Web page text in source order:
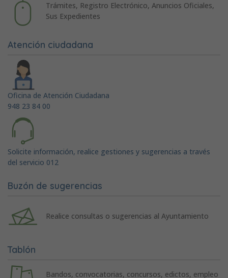
Trámites, Registro Electrónico, Anuncios Oficiales,
Sus Expedientes
Atención ciudadana
Oficina de Atención Ciudadana
948 23 84 00
Solicite información, realice gestiones y sugerencias a través
del servicio 012
Buzón de sugerencias
Realice consultas o sugerencias al Ayuntamiento
Tablón
Bandos, convocatorias, concursos, edictos, empleo